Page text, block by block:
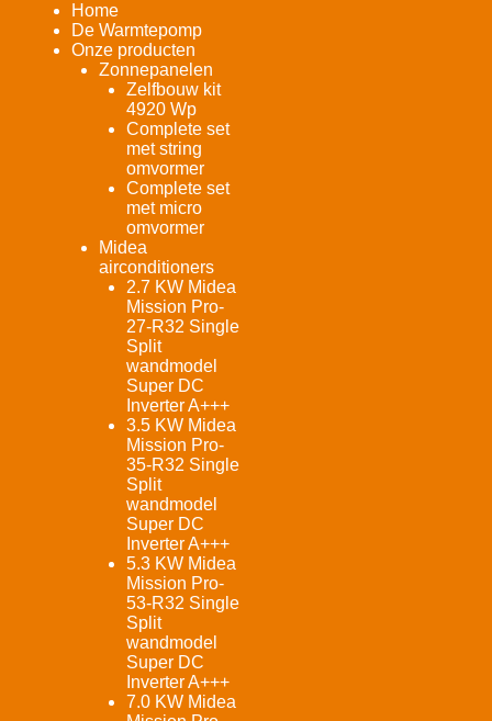
Home
De Warmtepomp
Onze producten
Zonnepanelen
Zelfbouw kit
4920 Wp
Complete set
met string
omvormer
Complete set
met micro
omvormer
Midea
airconditioners
2.7 KW Midea
Mission Pro-
27-R32 Single
Split
wandmodel
Super DC
Inverter A+++
3.5 KW Midea
Mission Pro-
35-R32 Single
Split
wandmodel
Super DC
Inverter A+++
5.3 KW Midea
Mission Pro-
53-R32 Single
Split
wandmodel
Super DC
Inverter A+++
7.0 KW Midea